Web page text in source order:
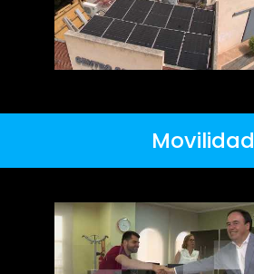
Movilidad